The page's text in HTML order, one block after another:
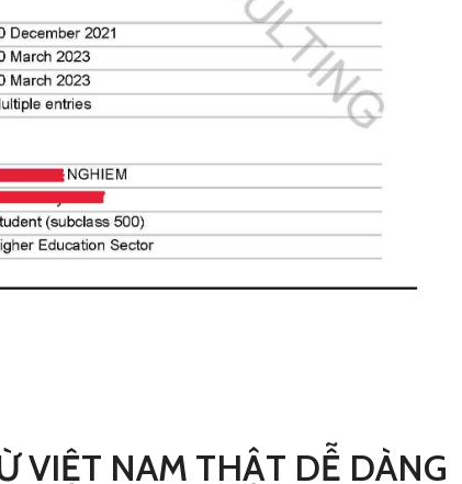
VIỆT NAM THẬT DỄ DÀNG